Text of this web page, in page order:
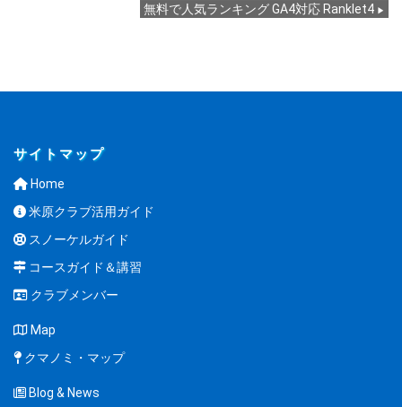
無料で人気ランキング GA4対応 Ranklet4
サイトマップ
Home
米原クラブ活用ガイド
スノーケルガイド
コースガイド＆講習
クラブメンバー
Map
クマノミ・マップ
Blog & News